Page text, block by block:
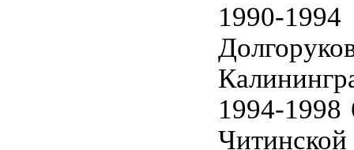
1990-
1994-1998